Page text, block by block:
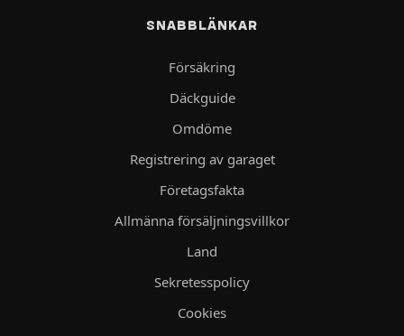
SNABBLÄNKAR
Försäkring
Däckguide
Omdöme
Registrering av garaget
Företagsfakta
Allmänna försäljningsvillkor
Land
Sekretesspolicy
Cookies